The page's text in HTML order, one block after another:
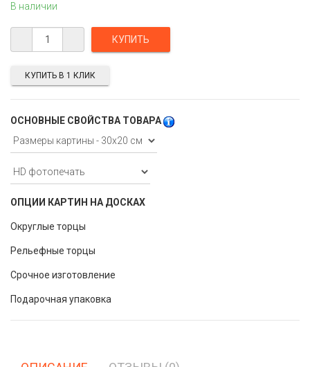
В наличии
ОСНОВНЫЕ СВОЙСТВА ТОВАРА
ОПЦИИ КАРТИН НА ДОСКАХ
Округлые торцы
Рельефные торцы
Срочное изготовление
Подарочная упаковка
КУПИТЬ В 1 КЛИК